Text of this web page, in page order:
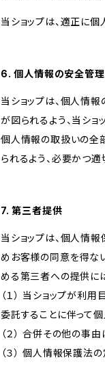
当ショップは、適正に
6. 個人情報の安全管理
当ショップは、個人情
が図られるよう、当ショ
個人情報の取扱いの全
られるよう、必要かつ適
7. 第三者提供
当ショップは、個人情
めお客様の同意を得な
める第三者への提供に
（１） 当ショップが利
委託することに伴って
（２） 合併その他の事
（３） 個人情報保護法